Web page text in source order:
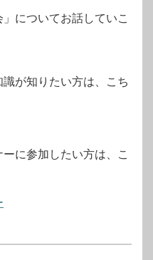
についてお話していこ
が知りたい方は、こち
に参加したい方は、こ